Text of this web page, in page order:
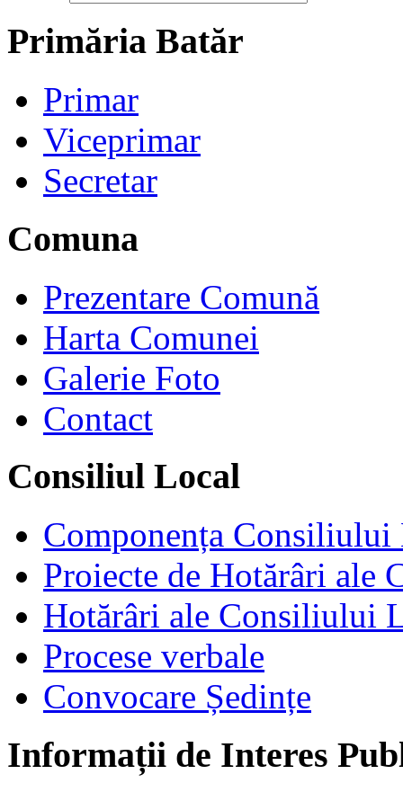
Primăria Batăr
Primar
Viceprimar
Secretar
Comuna
Prezentare Comună
Harta Comunei
Galerie Foto
Contact
Consiliul Local
Componența Consiliului
Proiecte de Hotărâri ale
Hotărâri ale Consiliului
Procese verbale
Convocare Ședințe
Informații de Interes